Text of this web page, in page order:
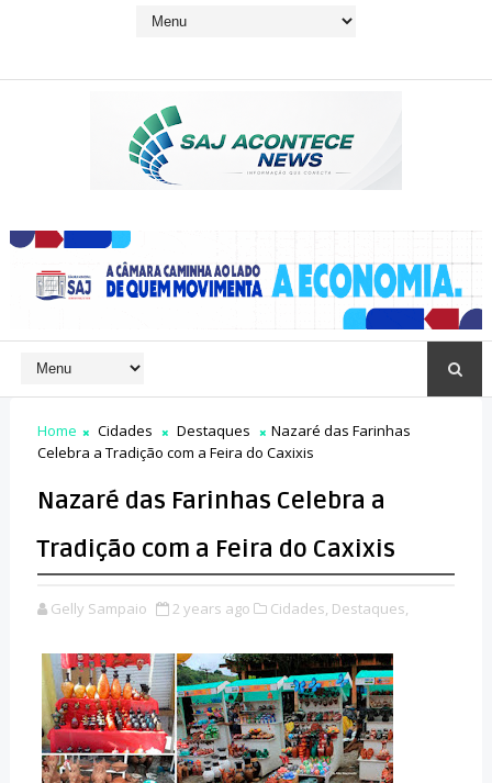
Home Cidades Destaques
Nazaré das Farinhas
Celebra a Tradição com a Feira do Caxixis
Nazaré das Farinhas Celebra a
Tradição com a Feira do Caxixis
Gelly Sampaio 2 years ago Cidades, Destaques,